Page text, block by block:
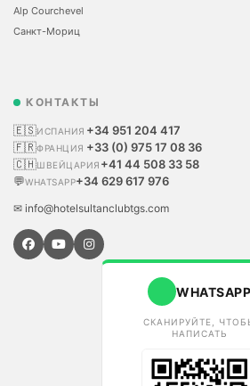
Alp Courchevel
Санкт-Мориц
КОНТАКТЫ
🇪🇸ИСПАНИЯ +34 951 204 417
🇫🇷ФРАНЦИЯ +33 (0) 975 17 08 36
🇨🇭ШВЕЙЦАРИЯ +41 44 508 33 58
💬WHATSAPP+34 629 617 976
✉ info@hotelsultanclubtgs.com
WHATSAPP
СКАНИРУЙТЕ,
НАПИСАТЬ